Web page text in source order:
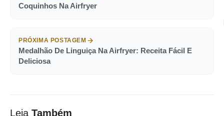
Coquinhos Na Airfryer
PRÓXIMA POSTAGEM
Medalhão De Linguiça Na Airfryer: Receita Fácil E
Deliciosa
Leia Também